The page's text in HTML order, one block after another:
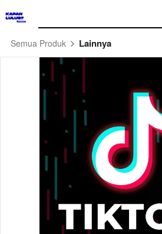
Semua Produk Lainnya